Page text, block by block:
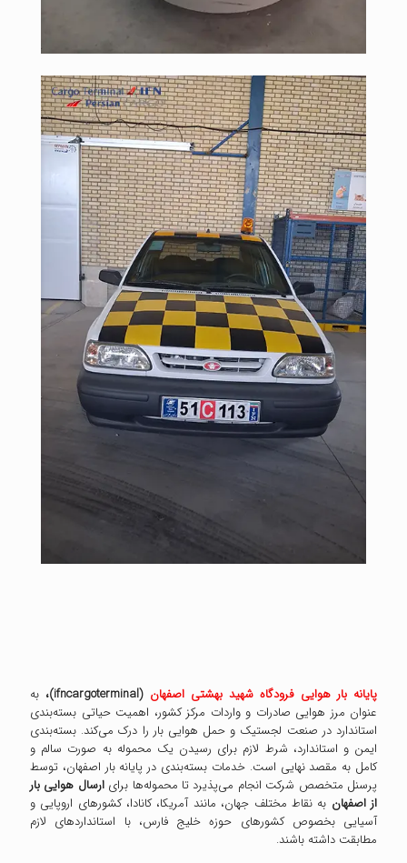
پایانه بار هوایی فرودگاه شهید بهشتی اصفهان (ifncargoterminal)،
به
عنوان مرز هوایی صادرات و واردات مرکز کشور، اهمیت حیاتی بسته‌بندی
استاندارد در صنعت لجستیک و حمل هوایی بار را درک می‌کند. بسته‌بندی
ایمن و استاندارد، شرط لازم برای رسیدن یک محموله به صورت سالم و
کامل به مقصد نهایی است. خدمات بسته‌بندی در پایانه بار اصفهان، توسط
پرسنل متخصص شرکت انجام می‌پذیرد تا محموله‌ها برایارسال هوایی بار
از اصفهان به نقاط مختلف جهان، مانند آمریکا، کانادا، کشورهای اروپایی و
آسیایی بخصوص کشورهای حوزه خلیج فارس، با استانداردهای لازم
مطابقت داشته باشند.